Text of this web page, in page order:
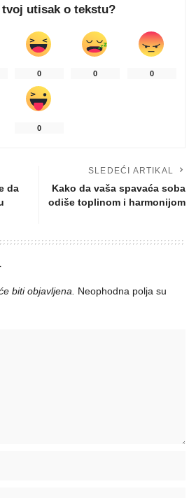
utisak o tekstu?
0 0 0
0
da
SLEDEĆI ARTIKAL
Kako da vaša spavaća soba
odiše toplinom i harmonijom
biti objavljena.
Neophodna polja su